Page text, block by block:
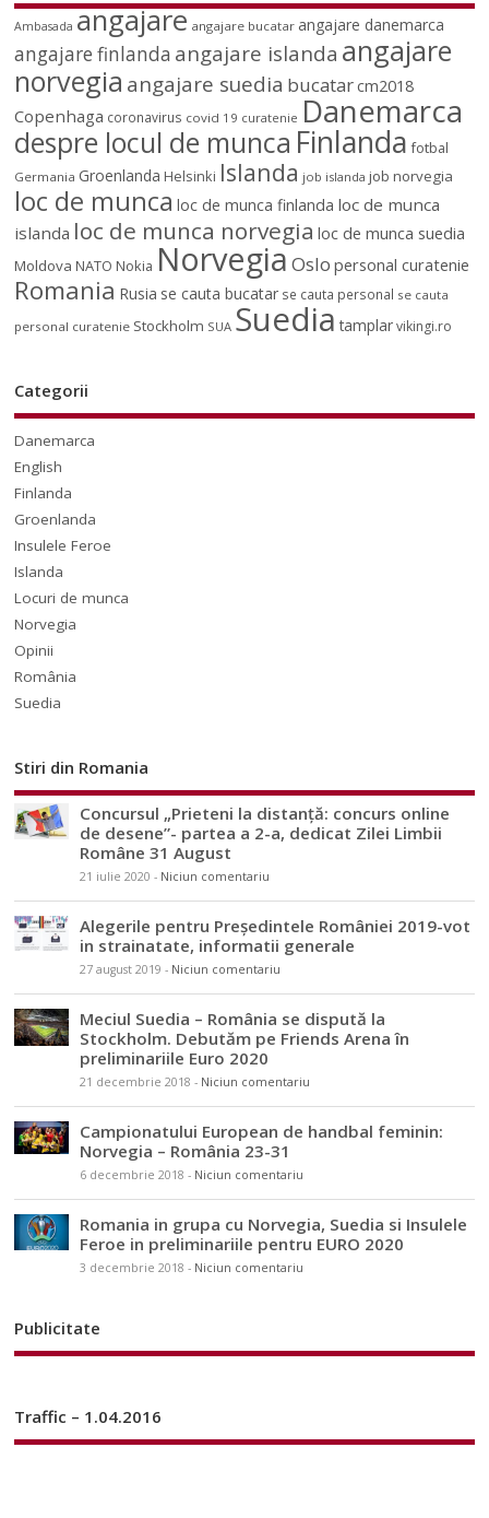
Ambasada angajare angajare bucatar angajare danemarca
angajare finlanda angajare islanda angajare
norvegia angajare suedia bucatarcm2018
Copenhaga coronavirus covid 19 curatenie Danemarca
despre locul de munca Finlanda fotbal
Germania Groenlanda Helsinki Islanda job islanda job norvegia
loc de munca loc de munca finlanda loc de munca
islanda loc de munca norvegia loc de munca suedia
Moldova NATO Nokia NorvegiaOslo personal curatenie
Romania Rusia se cauta bucatar se cauta personal se cauta
personal curatenie Stockholm SUA Suedia tamplar vikingi.ro
Categorii
Danemarca
English
Finlanda
Groenlanda
Insulele Feroe
Islanda
Locuri de munca
Norvegia
Opinii
România
Suedia
Stiri din Romania
Concursul „Prieteni la distanță: concurs online
de desene”- partea a 2-a, dedicat Zilei Limbii
Române 31 August
21 iulie 2020 - Niciun comentariu
Alegerile pentru Președintele României 2019-vot
in strainatate, informatii generale
27 august 2019 - Niciun comentariu
Meciul Suedia – România se dispută la
Stockholm. Debutăm pe Friends Arena în
preliminariile Euro 2020
21 decembrie 2018 - Niciun comentariu
Campionatului European de handbal feminin:
Norvegia – România 23-31
6 decembrie 2018 - Niciun comentariu
Romania in grupa cu Norvegia, Suedia si Insulele
Feroe in preliminariile pentru EURO 2020
3 decembrie 2018 - Niciun comentariu
Publicitate
Traffic – 1.04.2016